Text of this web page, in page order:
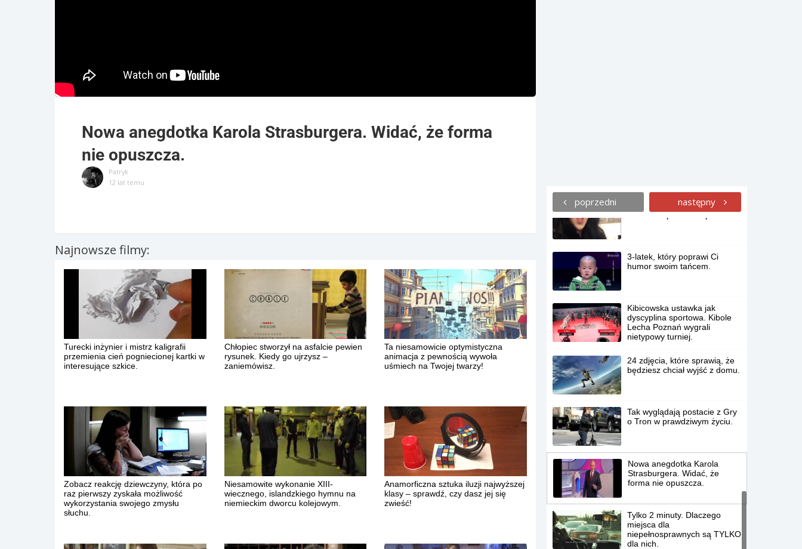
Nowa anegdotka Karola Strasburgera. Widać, że forma
nie opuszcza.
Patryk
12 lat temu
Najnowsze filmy:
Turecki inżynier i mistrz kaligrafii
przemienia cień pogniecionej kartki w
interesujące szkice.
Chłopiec stworzył na asfalcie pewien
rysunek. Kiedy go ujrzysz –
zaniemówisz.
Ta niesamowicie optymistyczna
animacja z pewnością wywoła
uśmiech na Twojej twarzy!
Zobacz reakcję dziewczyny, która po
raz pierwszy zyskała możliwość
wykorzystania swojego zmysłu
słuchu.
Niesamowite wykonanie XIII-
wiecznego, islandzkiego hymnu na
niemieckim dworcu kolejowym.
Anamorficzna sztuka iluzji najwyższej
klasy – sprawdź, czy dasz jej się
zwieść!
poprzedni następny
Wrażliwa dziewczyna
straszona przez chłopaka.
3-latek, który poprawi Ci
humor swoim tańcem.
Kibicowska ustawka jak
dyscyplina sportowa. Kibole
Lecha Poznań wygrali
nietypowy turniej.
24 zdjęcia, które sprawią, że
będziesz chciał wyjść z domu.
Tak wyglądają postacie z Gry
o Tron w prawdziwym życiu.
Nowa anegdotka Karola
Strasburgera. Widać, że
forma nie opuszcza.
Tylko 2 minuty. Dlaczego
miejsca dla
niepełnosprawnych są TYLKO
dla nich.